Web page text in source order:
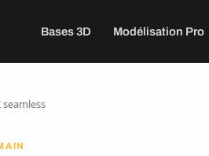
Bases 3D Modélisation Pro